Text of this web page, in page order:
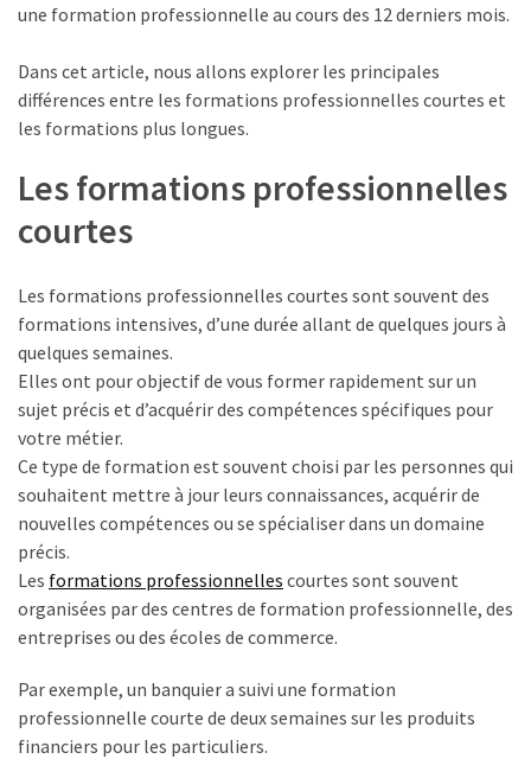
des
formations
par
OPCO
Passeport
compétences
CV
certifié
qui
change
donne
pour
les
DRH
prévention
une formation professionnelle au cours des 12 derniers mois.
Dans cet article, nous allons explorer les principales
différences entre les formations professionnelles courtes et
les formations plus longues.
Les formations professionnelles
courtes
Les formations professionnelles courtes sont souvent des
formations intensives, d’une durée allant de quelques jours à
quelques semaines.
Elles ont pour objectif de vous former rapidement sur un
sujet précis et d’acquérir des compétences spécifiques pour
votre métier.
Ce type de formation est souvent choisi par les personnes qui
souhaitent mettre à jour leurs connaissances, acquérir de
nouvelles compétences ou se spécialiser dans un domaine
précis.
Les formations professionnelles courtes sont souvent
organisées par des centres de formation professionnelle, des
entreprises ou des écoles de commerce.
Par exemple, un banquier a suivi une formation
professionnelle courte de deux semaines sur les produits
financiers pour les particuliers.